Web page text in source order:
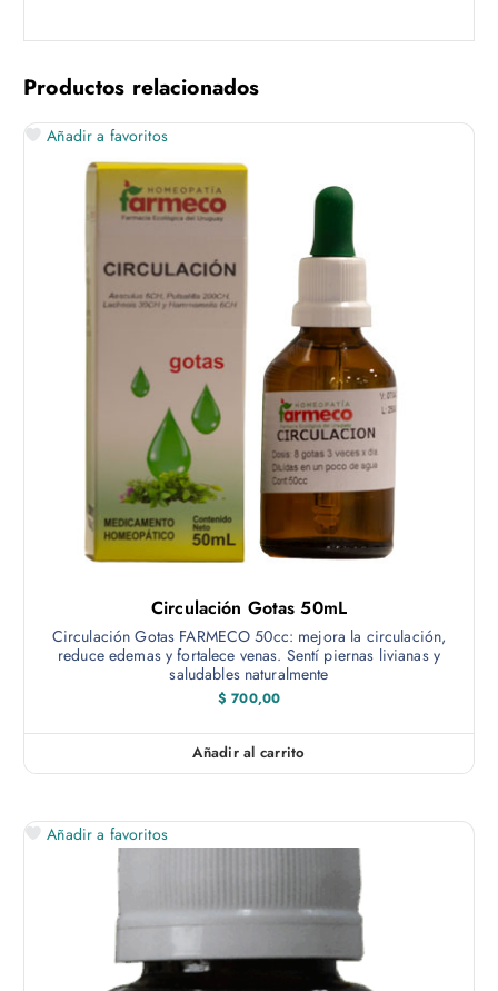
Productos relacionados
Añadir a favoritos
Circulación Gotas 50mL
Circulación Gotas FARMECO 50cc: mejora la circulación,
reduce edemas y fortalece venas. Sentí piernas livianas y
saludables naturalmente
$ 700,00
Añadir al carrito
Añadir a favoritos